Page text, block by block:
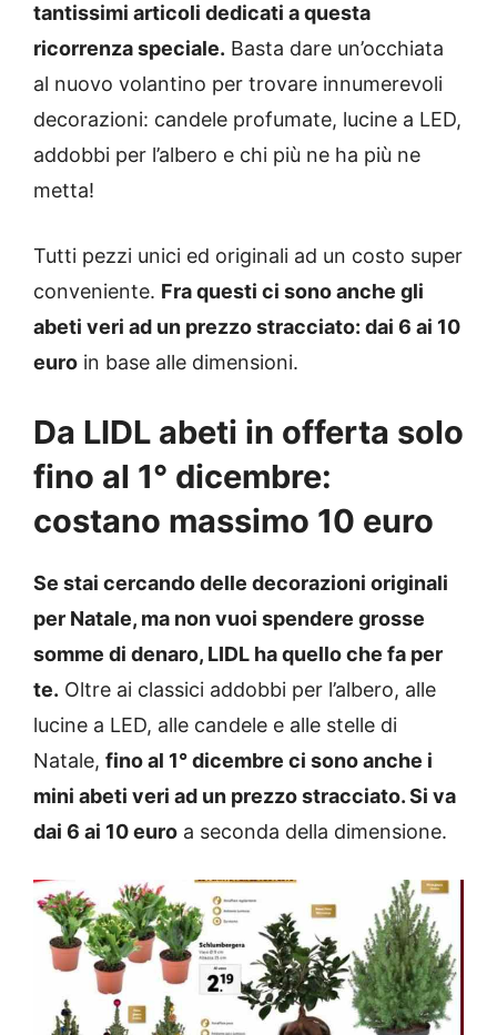
tantissimi articoli dedicati a questa
ricorrenza speciale. Basta dare un’occhiata
al nuovo volantino per trovare innumerevoli
decorazioni: candele profumate, lucine a LED,
addobbi per l’albero e chi più ne ha più ne
metta!
Tutti pezzi unici ed originali ad un costo super
conveniente. Fra questi ci sono anche gli
abeti veri ad un prezzo stracciato: dai 6 ai 10
euro in base alle dimensioni.
Da LIDL abeti in offerta solo
fino al 1° dicembre:
costano massimo 10 euro
Se stai cercando delle decorazioni originali
per Natale, ma non vuoi spendere grosse
somme di denaro, LIDL ha quello che fa per
te. Oltre ai classici addobbi per l’albero, alle
lucine a LED, alle candele e alle stelle di
Natale, fino al 1° dicembre ci sono anche i
mini abeti veri ad un prezzo stracciato. Si va
dai 6 ai 10 euro a seconda della dimensione.